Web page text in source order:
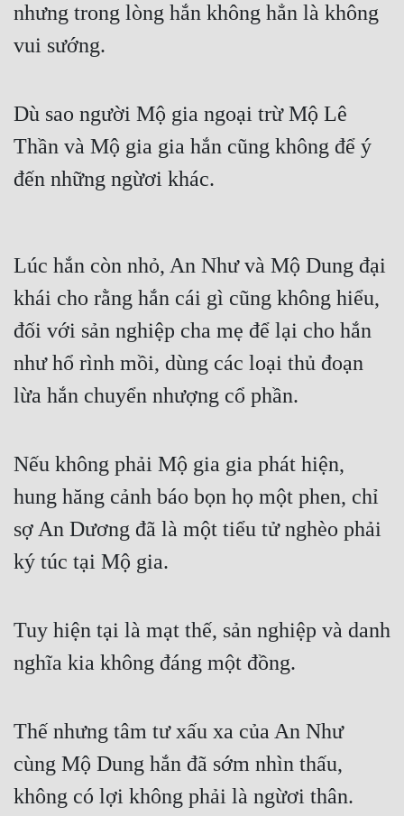
nhưng trong lòng hắn không hẳn là không
vui sướng.
Dù sao người Mộ gia ngoại trừ Mộ Lê
Thần và Mộ gia gia hắn cũng không để ý
đến những ngừơi khác.
Lúc hắn còn nhỏ, An Như và Mộ Dung đại
khái cho rằng hắn cái gì cũng không hiểu,
đối với sản nghiệp cha mẹ để lại cho hắn
như hổ rình mồi, dùng các loại thủ đoạn
lừa hắn chuyển nhượng cổ phần.
Nếu không phải Mộ gia gia phát hiện,
hung hăng cảnh báo bọn họ một phen, chỉ
sợ An Dương đã là một tiểu tử nghèo phải
ký túc tại Mộ gia.
Tuy hiện tại là mạt thế, sản nghiệp và danh
nghĩa kia không đáng một đồng.
Thế nhưng tâm tư xấu xa của An Như
cùng Mộ Dung hắn đã sớm nhìn thấu,
không có lợi không phải là ngừơi thân.